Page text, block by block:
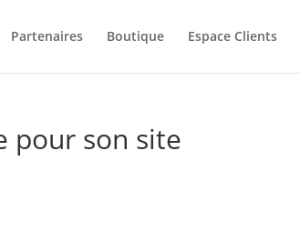
Partenaires Boutique Espace Clients
pour son site